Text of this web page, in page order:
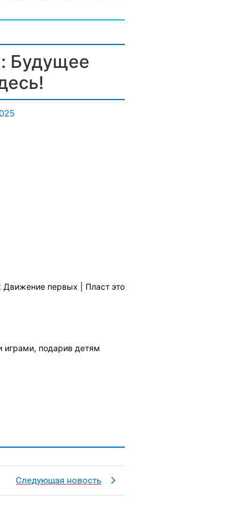
Будущее
первых | Пласт это
играми, подарив детям
Следующая новость